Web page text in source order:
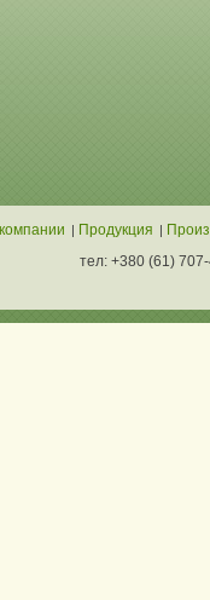
| Продукция |
тел: +380 (61)